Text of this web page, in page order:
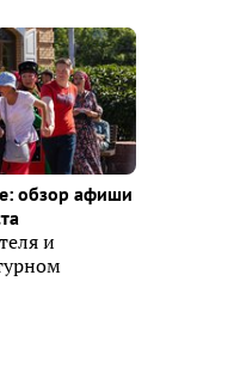
обзор афиши
и